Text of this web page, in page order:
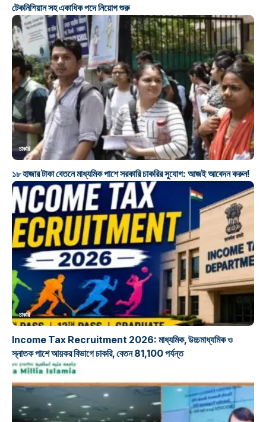
টেকনিশিয়ান সহ একাধিক পদে নিয়োগ শুরু
চাকরি
১৮ হাজার টাকা বেতনে মাধ্যমিক পাশে সরকারি চাকরির সুযোগ: আজই আবেদন করুন!
চাকরি
Income Tax Recruitment 2026: মাধ্যমিক, উচ্চমাধ্যমিক ও
স্নাতক পাশে আয়কর বিভাগে চাকরি, বেতন 81,100 পর্যন্ত